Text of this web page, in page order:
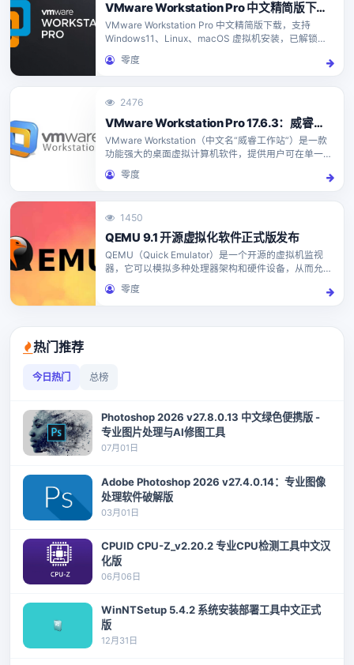
VMware Workstation Pro 中文精简版下载（支持 Win11/macOS/Linux）
VMware Workstation Pro 中文精简版下载，支持
Windows11、Linux、macOS 虚拟机安装，已解锁
零度
2476
VMware Workstation Pro 17.6.3：威睿工作站专业免费虚拟机软件
VMware Workstation（中文名“威睿工作站”）是一款
功能强大的桌面虚拟计算机软件，提供用户可在单一的
、部署新的应用程序的最佳解决方案。
零度
1450
QEMU 9.1 开源虚拟化软件正式版发布
QEMU（Quick Emulator）是一个开源的虚拟机监视
器，它可以模拟多种处理器架构和硬件设备，从而允许
码。QEMU最初是为了支持软件仿真而开发的，但现...
零度
热门推荐
今日热门 总榜
Photoshop 2026 v27.8.0.13 中文绿色便携版 -
专业图片处理与AI修图工具
07月01日
Adobe Photoshop 2026 v27.4.0.14：专业图像
处理软件破解版
03月01日
CPUID CPU-Z_v2.20.2 专业CPU检测工具中文汉
化版
06月06日
WinNTSetup 5.4.2 系统安装部署工具中文正式
版
12月31日